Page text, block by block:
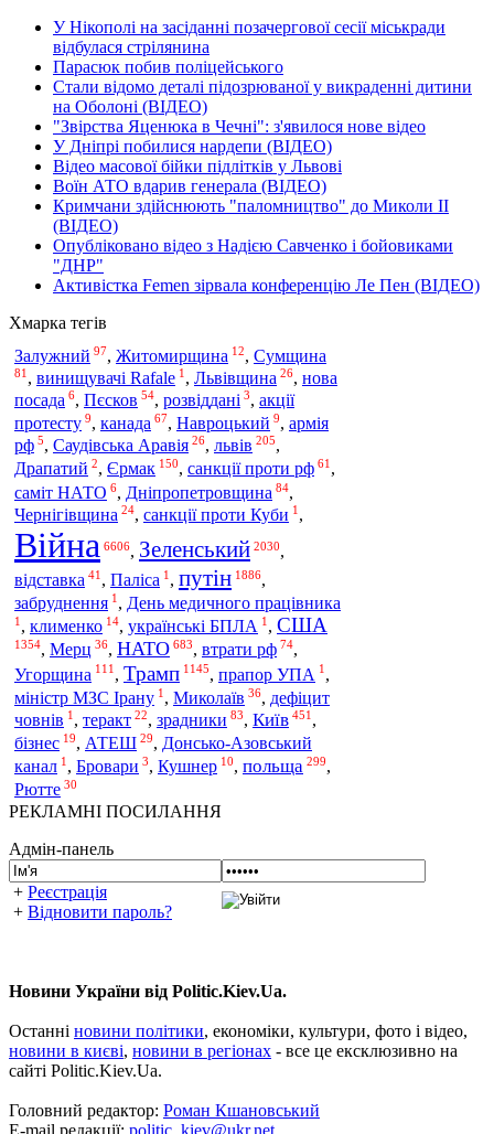
У Нікополі на засіданні позачергової сесії міськради
відбулася стрілянина
Парасюк побив поліцейського
Стали відомо деталі підозрюваної у викраденні дитини
на Оболоні (ВІДЕО)
"Звірства Яценюка в Чечні": з'явилося нове відео
У Дніпрі побилися нардепи (ВІДЕО)
Відео масової бійки підлітків у Львові
Воїн АТО вдарив генерала (ВІДЕО)
Кримчани здійснюють "паломництво" до Миколи ІІ
(ВІДЕО)
Опубліковано відео з Надією Савченко і бойовиками
"ДНР"
Активістка Femen зірвала конференцію Ле Пен (ВІДЕО)
Хмарка тегів
Залужний 97, Житомирщина 12, Сумщина
81 , винищувачі Rafale 1 , Львівщина 26, нова
посада 6, Пєсков 54, розвіддані 3, акції
протесту 9, канада 67, Навроцький 9, армія
рф 5, Саудівська Аравія 26, львів 205,
Драпатий 2, Єрмак 150, санкції проти рф 61 ,
саміт НАТО 6, Дніпропетровщина 84,
Чернігівщина 24, санкції проти Куби 1 ,
Війна 6606, Зеленський 2030,
відставка 41 , Паліса 1 , путін 1886,
забруднення 1 , День медичного працівника
1 , клименко 14, українські БПЛА 1 , США
1354, Мерц 36, НАТО 683, втрати рф 74,
Угорщина 111, Трамп 1145, прапор УПА 1,
міністр МЗС Ірану 1 , Миколаїв 36, дефіцит
човнів 1 , теракт 22, зрадники 83, Київ 451 ,
бізнес 19, АТЕШ 29, Донсько-Азовський
канал 1 , Бровари 3, Кушнер 10, польща 299,
Рютте 30
РЕКЛАМНІ ПОСИЛАННЯ
Адмін-панель
+ Реєстрація
+ Відновити пароль?
Новини України від Politic.Kiev.Ua.
Останні новини політики, економіки, культури, фото і відео,
новини в києві, новини в регіонах - все це ексклюзивно на
сайті Politic.Kiev.Ua.
Головний редактор: Роман Кшановський
E-mail редакції: politic_kiev@ukr.net